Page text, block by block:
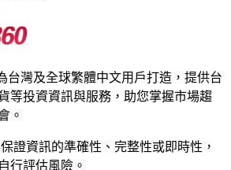
台灣及全球繁體中文用戶打造，提供台
等投資資訊與服務，助您掌握市場趨
。
證資訊的準確性、完整性或即時性，
行評估風險。